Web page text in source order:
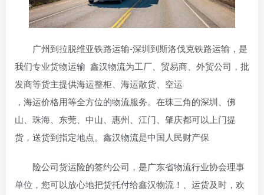
广州到拉脱维亚铁路运输-深圳到斯洛伐克铁路运输，是
我们专业货物运输 鑫汉物流为工厂、贸易商、外贸公司，批
发商等货主提供海运整柜、海运散货、空运
，海运价格用等全方位的物流服务。在珠三角的深圳、佛
山、珠海、东莞、中山、惠州、江门、肇庆都可以上门提
货，送货到指定地点。鑫汉物流是中国人民财产保
险公司货运险的签约公司，是广东省物流行业协会理事
单位，您可以放心地把货托付给鑫汉物流！、运货及时，欢